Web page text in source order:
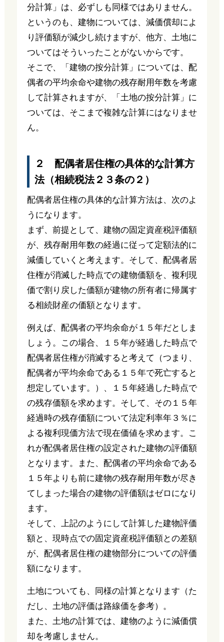
分計算」は、必ずしも同様ではありません。
というのも、建物については、減価償却によ
り評価額が減少し続けますが、他方、土地に
ついてはそういったことがないからです。
そこで、「建物の按分計算」については、配
偶者の平均余命や建物の残存耐用年数を考慮
して計算されますが、「土地の按分計算」に
ついては、そこまで複雑な計算にはなりませ
ん。
２ 配偶者居住権の具体的な計算方
法（相続税法２３条の２）
配偶者居住権の具体的な計算方法は、次のよ
うになります。
まず、前提として、建物の固定資産税評価額
が、残存耐用年数の経過に従って定額法的に
減価していくと考えます。そして、配偶者居
住権が消滅した時点での建物価額を、複利現
価で割り戻した価額が建物の所有者に帰属す
る相続財産の価額となります。
例えば、配偶者の平均余命が１５年だとしま
しょう。この場合、１５年が経過した時点で
配偶者居住権が消滅すると考えて（つまり、
配偶者が平均余命である１５年で死亡すると
想定しています。）、１５年経過した時点で
の残存価額を求めます。そして、その１５年
経過時の残存価額について法定利率年３％に
よる複利現価方法で現在価値を求めます。こ
れが配偶者居住権の設定された建物の評価額
となります。また、配偶者の平均余命である
１５年よりも前に建物の残存耐用年数が尽き
てしまった場合の建物の評価額はゼロになり
ます。
そして、上記のようにして計算した建物評価
額と、現時点での固定資産税評価額との差額
が、配偶者居住権の建物部分についての評価
額になります。
土地についても、同様の計算となります（た
だし、土地の評価は路線価を参考）。
また、土地の計算では、建物のように減価償
却を考慮しません。